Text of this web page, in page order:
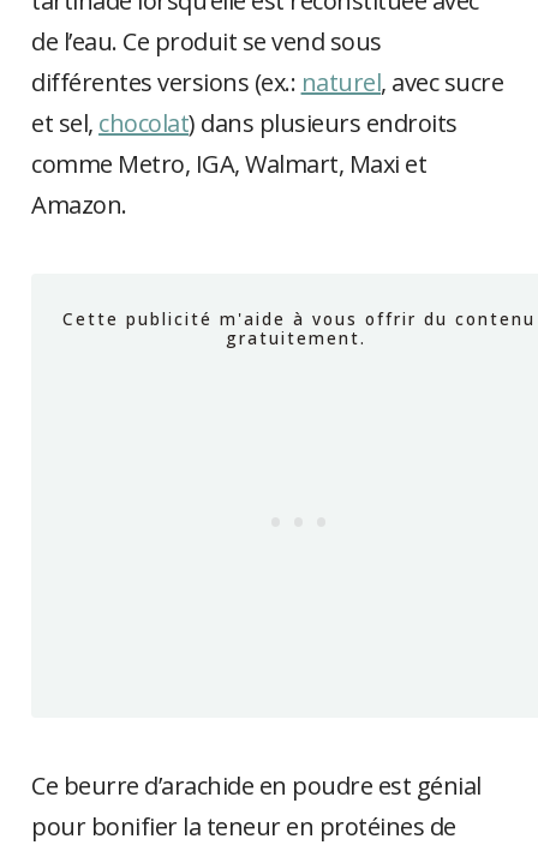
de l’eau. Ce produit se vend sous
différentes versions (ex.: naturel, avec sucre
et sel, chocolat) dans plusieurs endroits
comme Metro, IGA, Walmart, Maxi et
Amazon.
Ce beurre d’arachide en poudre est génial
pour bonifier la teneur en protéines de